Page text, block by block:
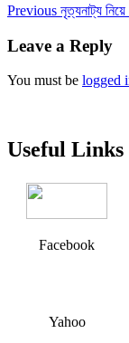
Post
navigation
Previous Previous
নৃত্যনাট্য
Leave a Reply
You must be logged
Useful Links
Facebook
Yahoo